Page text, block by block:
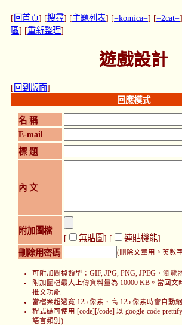
[ 回首頁] [搜尋] [主題列表] [=komica=] [=2cat=
區] [重新整理]
遊戲設計
[ 回到版面]
回應模式
名 稱
E-mail
標 題
內 文
附加圖檔
[ 無貼圖] [ 連貼機能]
刪除用密碼
(刪除文章用。英數
可附加圖檔類型：GIF, JPG, PNG, JPEG，瀏覽
附加圖檔最大上傳資料量為 10000 KB。當回文
推文功能
當檔案超過寬 125 像素、高 125 像素時會自動
程式碼可使用 [code][/code] 以 google-code-
語言類別)